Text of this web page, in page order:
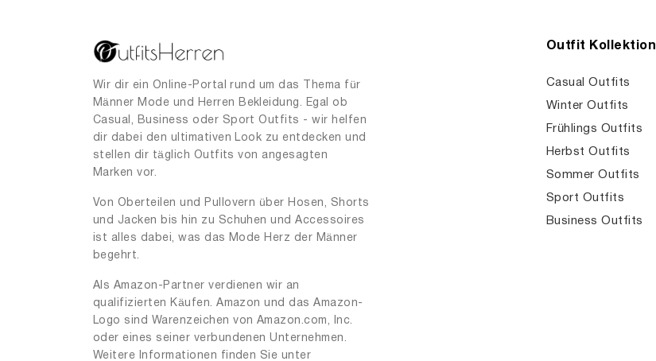
Wir dir ein Online-Portal rund um das Thema für
Männer Mode und Herren Bekleidung. Egal ob
Casual, Business oder Sport Outfits - wir helfen
dir dabei den ultimativen Look zu entdecken und
stellen dir täglich Outfits von angesagten
Marken vor.
Von Oberteilen und Pullovern über Hosen, Shorts
und Jacken bis hin zu Schuhen und Accessoires
ist alles dabei, was das Mode Herz der Männer
begehrt.
Als Amazon-Partner verdienen wir an
qualifizierten Käufen. Amazon und das Amazon-
Logo sind Warenzeichen von Amazon.com, Inc.
oder eines seiner verbundenen Unternehmen.
Weitere Informationen finden Sie unter
Outfit Kollektion
Casual Outfits
Winter Outfits
Frühlings Outfits
Herbst Outfits
Sommer Outfits
Sport Outfits
Business Outfits